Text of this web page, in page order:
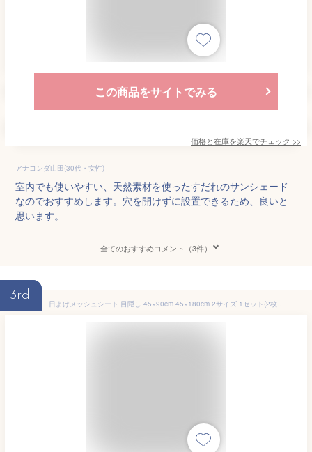
この商品をサイトでみる
価格と在庫を楽天でチェック >>
アナコンダ山田(30代・女性)
室内でも使いやすい、天然素材を使ったすだれのサンシェード
なのでおすすめします。穴を開けずに設置できるため、良いと
思います。
全てのおすすめコメント（3件）
3rd
日よけメッシュシート 目隠し 45×90cm 45×180cm 2サイズ 1セット(2枚組) 遮光 遮熱 紫外線 UV 窓ガラス 簡単 貼り直し可能 AMMS-9045N AMMS-18045N 室内窓専用 日除け シール フィルム 山善 YAMAZEN 【送料無料】